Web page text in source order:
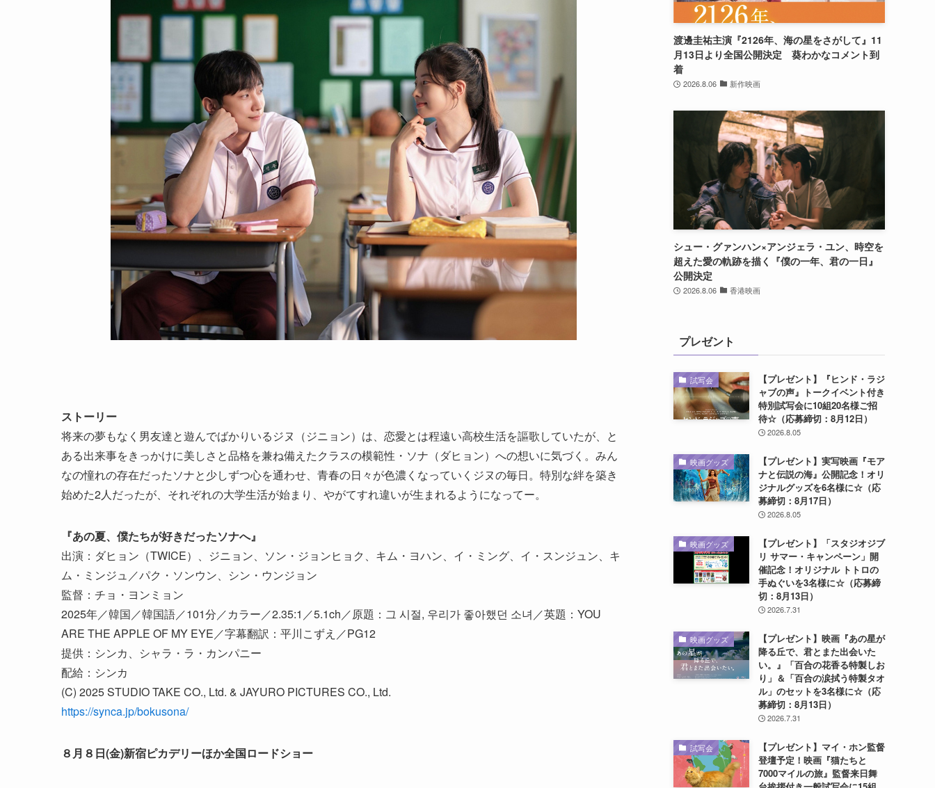
ストーリー
将来の夢もなく男友達と遊んでばかりいるジヌ（ジニョン）は、恋愛とは程遠い高校生活を謳歌していたが、と
ある出来事をきっかけに美しさと品格を兼ね備えたクラスの模範性・ソナ（ダヒョン）への想いに気づく。みん
なの憧れの存在だったソナと少しずつ心を通わせ、青春の日々が色濃くなっていくジヌの毎日。特別な絆を築き
始めた2人だったが、それぞれの大学生活が始まり、やがてすれ違いが生まれるようになってー。
『あの夏、僕たちが好きだったソナへ』
出演：ダヒョン（TWICE）、ジニョン、ソン・ジョンヒョク、キム・ヨハン、イ・ミング、イ・スンジュン、キ
ム・ミンジュ／パク・ソンウン、シン・ウンジョン
監督：チョ・ヨンミョン
2025年／韓国／韓国語／101分／カラー／2.35:1／5.1ch／原題：그 시절, 우리가 좋아했던 소녀／英題：YOU
ARE THE APPLE OF MY EYE／字幕翻訳：平川こずえ／PG12
提供：シンカ、シャラ・ラ・カンパニー
配給：シンカ
(C) 2025 STUDIO TAKE CO., Ltd. & JAYURO PICTURES CO., Ltd.
https://synca.jp/bokusona/
８月８日(金)新宿ピカデリーほか全国ロードショー
渡邊圭祐主演『2126年、海の星をさがして』11
月13日より全国公開決定 葵わかなコメント到
着
2026.8.06 新作映画
シュー・グァンハン×アンジェラ・ユン、時空を
超えた愛の軌跡を描く『僕の一年、君の一日』
公開決定
2026.8.06 香港映画
プレゼント
試写会
【プレゼント】『ヒンド・ラジ
ャブの声』トークイベント付き
特別試写会に10組20名様ご招
待☆（応募締切：8月12日）
2026.8.05
映画グッズ
【プレゼント】実写映画『モア
ナと伝説の海』公開記念！オリ
ジナルグッズを6名様に☆（応
募締切：8月17日）
2026.8.05
映画グッズ
【プレゼント】「スタジオジブ
リ サマー・キャンペーン」開
催記念！オリジナル トトロの
手ぬぐいを3名様に☆（応募締
切：8月13日）
2026.7.31
映画グッズ
【プレゼント】映画『あの星が
降る丘で、君とまた出会いた
い。』「百合の花香る特製しお
り」＆「百合の涙拭う特製タオ
ル」のセットを3名様に☆（応
募締切：8月13日）
2026.7.31
試写会
【プレゼント】マイ・ホン監督
登壇予定！映画『猫たちと
7000マイルの旅』監督来日舞